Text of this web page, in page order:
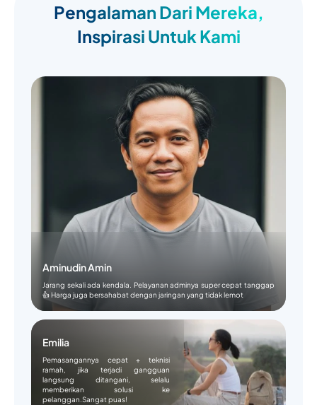
Pengalaman Dari Mereka,
Inspirasi Untuk Kami
Aminudin Amin
Jarang sekali ada kendala. Pelayanan adminya super cepat tanggap
👍 Harga juga bersahabat dengan jaringan yang tidak lemot
Emilia
Pemasangannya cepat + teknisi
ramah, jika terjadi gangguan
langsung ditangani, selalu
memberikan solusi ke
pelanggan.Sangat puas!